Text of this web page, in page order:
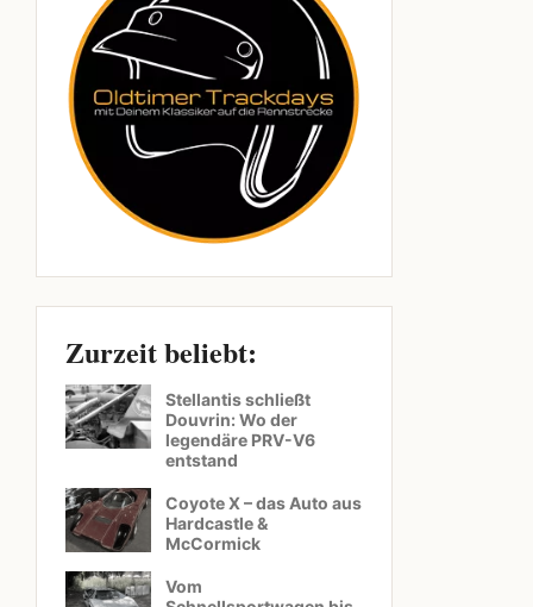
Zurzeit beliebt:
Stellantis schließt
Douvrin: Wo der
legendäre PRV-V6
entstand
Coyote X – das Auto aus
Hardcastle &
McCormick
Vom